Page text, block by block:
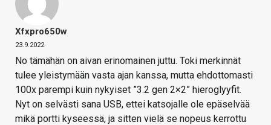
Xfxpro650w
23.9.2022
No tämähän on aivan erinomainen juttu. Toki merkinnät
tulee yleistymään vasta ajan kanssa, mutta ehdottomasti
100x parempi kuin nykyiset ”3.2 gen 2×2” hieroglyyfit.
Nyt on selvästi sana USB, ettei katsojalle ole epäselvää
mikä portti kyseessä, ja sitten vielä se nopeus kerrottu